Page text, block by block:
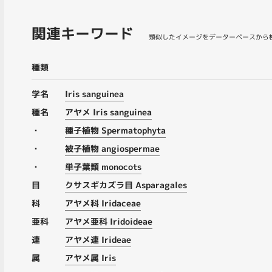
関連キーワード 類似したイメージをデーターベースから
種類
学名
Iris sanguinea
種名
アヤメ Iris sanguinea
・
種子植物 Spermatophyta
・
被子植物 angiospermae
・
単子葉類 monocots
目
クサスギカズラ目 Asparagales
科
アヤメ科 Iridaceae
亜科
アヤメ亜科 Iridoideae
連
アヤメ連 Irideae
属
アヤメ属 Iris